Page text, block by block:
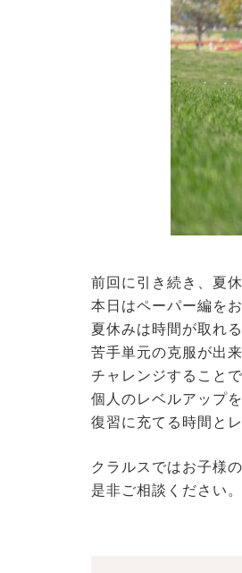
前回に引き続き、夏
本日はペーパー編を
夏休みは時間が取れ
苦手単元の克服が出
チャレンジすること
個人のレベルアップ
復習に充てる時間と
クラルスではお子様
是非ご相談ください。